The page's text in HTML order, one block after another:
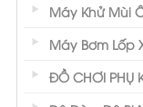
Máy Khử Mùi
Máy Bơm Lốp
ĐỒ CHƠI PHỤ